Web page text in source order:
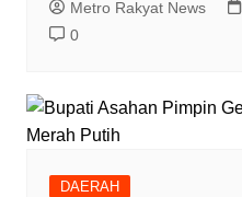
Metro Rakyat News
0
DAERAH